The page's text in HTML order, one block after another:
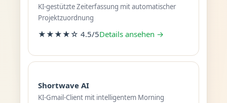
KI-gestützte Zeiterfassung mit automatischer
Projektzuordnung
★★★★☆ 4.5/5Details ansehen →
Shortwave AI
KI-Gmail-Client mit intelligentem Morning